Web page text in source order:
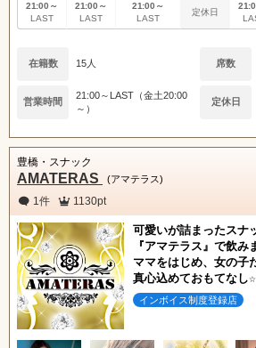
21:00～
LAST
21:00～
LAST
21:00～
LAST
定休日
在籍数 15人 席数
営業時間
21:00～LAST（金土20:00
～）
定休日
豊橋・スナック
AMATERAS (アマテラス)
1件 1130pt
可愛いが詰まったスナ
『アマテラス』で飲み
ママをはじめ、女の子
真心込めておもてなし☆
インボイス制度登録店